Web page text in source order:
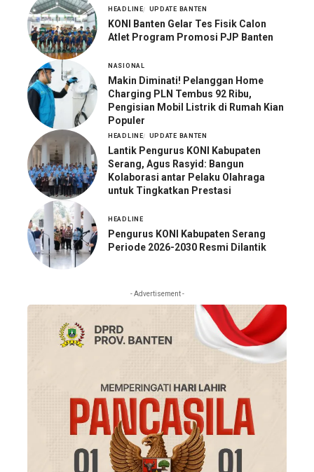
HEADLINE UPDATE BANTEN
KONI Banten Gelar Tes Fisik Calon
Atlet Program Promosi PJP Banten
NASIONAL
Makin Diminati! Pelanggan Home
Charging PLN Tembus 92 Ribu,
Pengisian Mobil Listrik di Rumah Kian
Populer
HEADLINE UPDATE BANTEN
Lantik Pengurus KONI Kabupaten
Serang, Agus Rasyid: Bangun
Kolaborasi antar Pelaku Olahraga
untuk Tingkatkan Prestasi
HEADLINE
Pengurus KONI Kabupaten Serang
Periode 2026-2030 Resmi Dilantik
- Advertisement -